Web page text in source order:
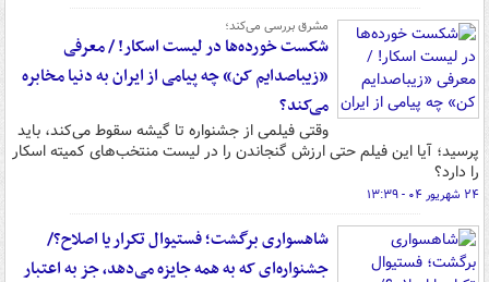
مشرق بررسی می‌کند؛
شکست خورده‌ها در لیست اسکار! / معرفی
«زیباصدایم کن» چه پیامی از ایران به دنیا مخابره
می‌کند؟
وقتی فیلمی از جشنواره تا گیشه سقوط می‌کند، باید
پرسید؛ آیا این فیلم حتی ارزش گنجاندن را در لیست منتخب‌های کمیته اسکار
را دارد؟
۲۴ شهریور ۰۴ - ۱۳:۳۹
شاهسواری برگشت؛ فستیوال تکرار یا اصلاح؟/
جشنواره‌ای که به همه جایزه می‌دهد، جز به اعتبار